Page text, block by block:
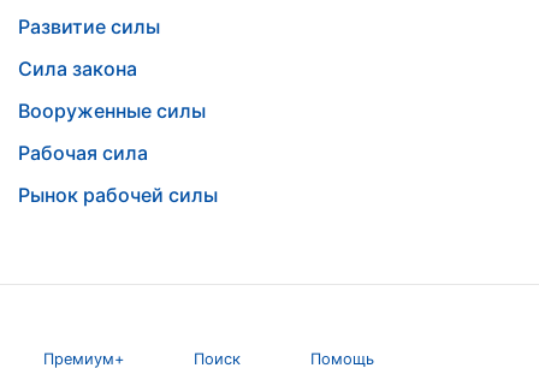
Развитие силы
Сила закона
Вооруженные силы
Рабочая сила
Рынок рабочей силы
Премиум+ Поиск Помощь